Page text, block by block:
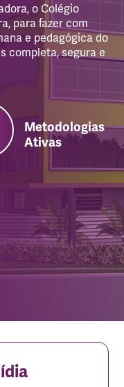
o Colégio
para fazer com
e pedagógica do
completa, segura e
Metodologias
Ativas